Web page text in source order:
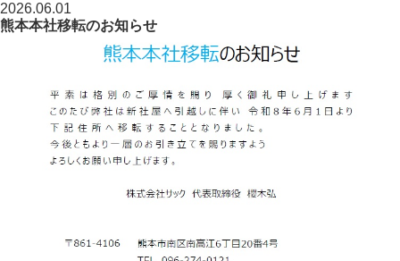
2026.06.01
熊本本社移転のお知らせ